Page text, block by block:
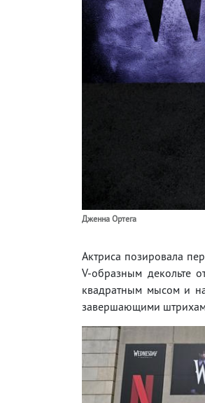
Дженна Ортега
Актриса позировала
V-образным декольте
квадратным мысом и
завершающими